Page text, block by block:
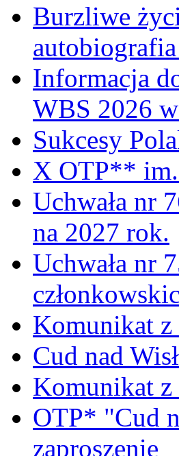
Burzliwe
Informacja
WBS 2026
Sukcesy
X OTP** im.
Uchwała nr
na 2027 rok.
Uchwała nr
Komunikat z
Cud nad
Komunikat z
OTP* "Cud
zaproszenie